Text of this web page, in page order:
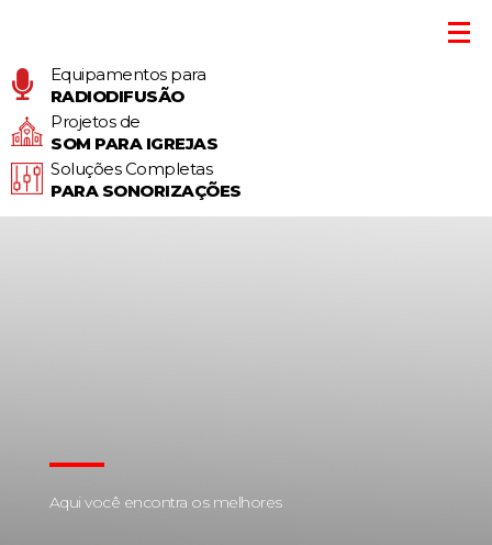
Equipamentos para
RADIODIFUSÃO
Projetos de
SOM PARA IGREJAS
Soluções Completas
PARA SONORIZAÇÕES
Aqui você encontra os melhores